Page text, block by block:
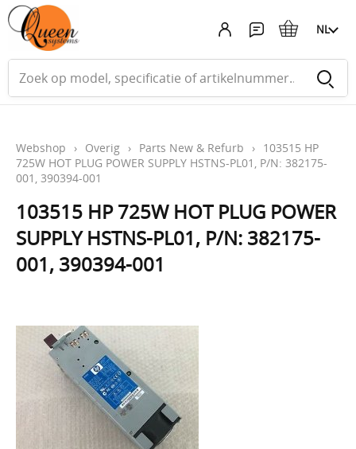
NL
Webshop › Overig › Parts New & Refurb › 103515 HP
725W HOT PLUG POWER SUPPLY HSTNS-PL01, P/N: 382175-
001, 390394-001
103515 HP 725W HOT PLUG POWER
SUPPLY HSTNS-PL01, P/N: 382175-
001, 390394-001